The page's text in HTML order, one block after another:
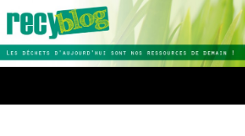
Aller
contenu